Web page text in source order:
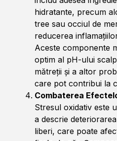
hidratante, precum
tree sau occiul de
reducerea
Aceste componente
optim al pH-ului
mătreții și a altor
care pot contribui la
Combaterea
Stresul oxidativ este
a descrie
liberi, care poate